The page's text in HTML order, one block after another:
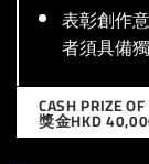
表彰創作
者須具備
CASH PRIZE
獎金HKD